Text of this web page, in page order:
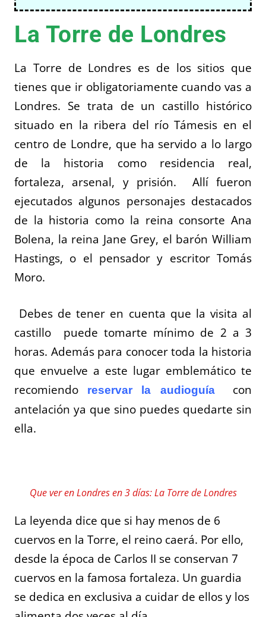
La Torre de Londres
La Torre de Londres es de los sitios que
tienes que ir obligatoriamente cuando vas a
Londres. Se trata de un castillo histórico
situado en la ribera del río Támesis en el
centro de Londre, que ha servido a lo largo
de la historia como residencia real,
fortaleza, arsenal, y prisión. Allí fueron
ejecutados algunos personajes destacados
de la historia como la reina consorte Ana
Bolena, la reina Jane Grey, el barón William
Hastings, o el pensador y escritor Tomás
Moro.
Debes de tener en cuenta que la visita al
castillo puede tomarte mínimo de 2 a 3
horas. Además para conocer toda la historia
que envuelve a este lugar emblemático te
recomiendo
reservar la audioguía
con
antelación ya que sino puedes quedarte sin
ella.
Que ver en Londres en 3 días: La Torre de Londres
La leyenda dice que si hay menos de 6
cuervos en la Torre, el reino caerá. Por ello,
desde la época de Carlos II se conservan 7
cuervos en la famosa fortaleza. Un guardia
se dedica en exclusiva a cuidar de ellos y los